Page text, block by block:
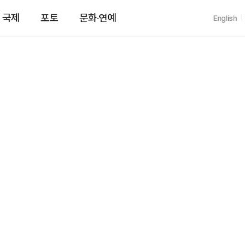
국제 포토 문화·연예 English